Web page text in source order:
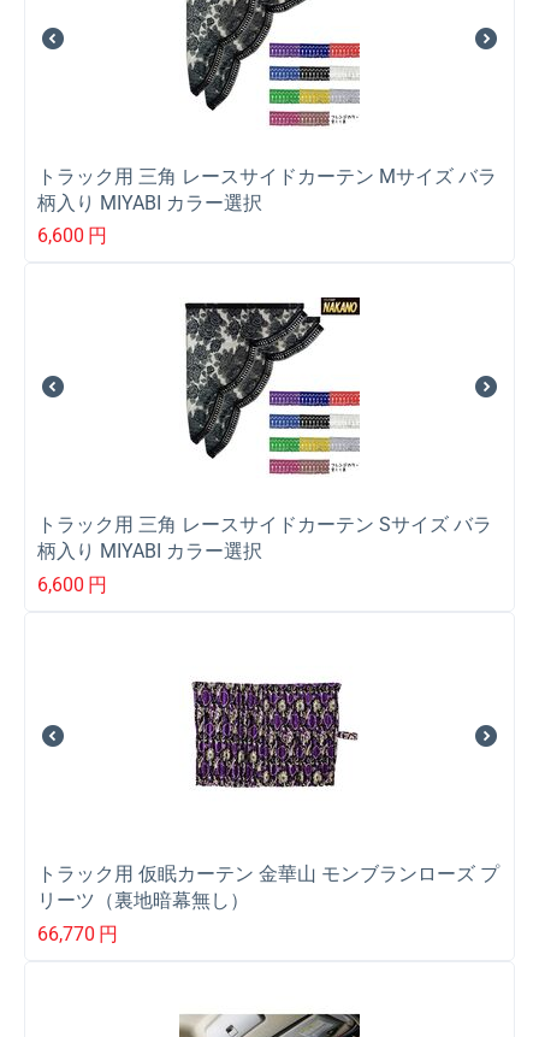
トラック用 三角 レースサイドカーテン Mサイズ バラ
柄入り MIYABI カラー選択
6,600 円
トラック用 三角 レースサイドカーテン Sサイズ バラ
柄入り MIYABI カラー選択
6,600 円
トラック用 仮眠カーテン 金華山 モンブランローズ プ
リーツ（裏地暗幕無し）
66,770 円